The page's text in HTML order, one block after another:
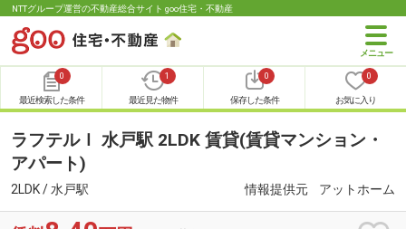
NTTグループ運営の不動産総合サイト goo住宅・不動産
0
最近検索した条件
1
最近見た物件
0
保存した条件
0
お気に入り
ラフテルＩ 水戸駅 2LDK 賃貸(賃貸マンション・
アパート)
2LDK / 水戸駅 情報提供元 アットホーム